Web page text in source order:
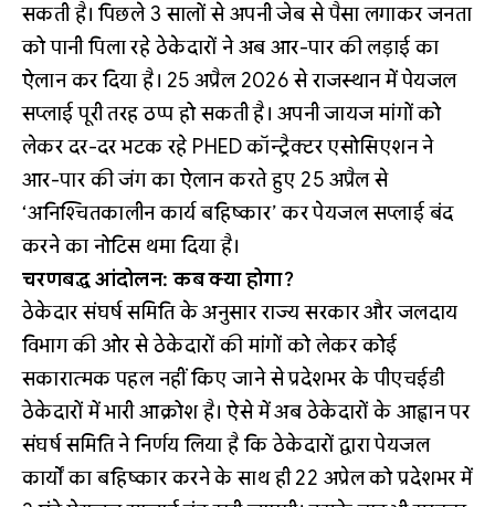
सकती है। पिछले 3 सालों से अपनी जेब से पैसा लगाकर जनता
को पानी पिला रहे ठेकेदारों ने अब आर-पार की लड़ाई का
ऐलान कर दिया है। 25 अप्रैल 2026 से राजस्थान में पेयजल
सप्लाई पूरी तरह ठप्प हो सकती है। अपनी जायज मांगों को
लेकर दर-दर भटक रहे PHED कॉन्ट्रैक्टर एसोसिएशन ने
आर-पार की जंग का ऐलान करते हुए 25 अप्रैल से
‘अनिश्चितकालीन कार्य बहिष्कार’ कर पेयजल सप्लाई बंद
करने का नोटिस थमा दिया है।
चरणबद्ध आंदोलन: कब क्या होगा?
ठेकेदार संघर्ष समिति के अनुसार राज्य सरकार और जलदाय
विभाग की ओर से ठेकेदारों की मांगों को लेकर कोई
सकारात्मक पहल नहीं किए जाने से प्रदेशभर के पीएचईडी
ठेकेदारों में भारी आक्रोश है। ऐसे में अब ठेकेदारों के आह्वान पर
संघर्ष समिति ने निर्णय लिया है कि ठेकेदारों द्वारा पेयजल
कार्यों का बहिष्कार करने के साथ ही 22 अप्रेल को प्रदेशभर में